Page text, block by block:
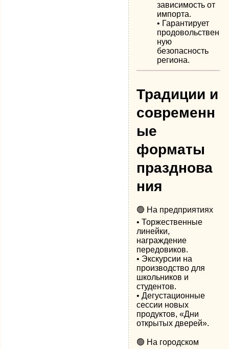
зависимость от
импорта.
• Гарантирует
продовольствен
ную
безопасность
региона.
Традиции и
современн
ые
форматы
празднова
ния
🟢 На предприятиях
• Торжественные
линейки,
награждение
передовиков.
• Экскурсии на
производство для
школьников и
студентов.
• Дегустационные
сессии новых
продуктов, «Дни
открытых дверей».
🟢 На городском